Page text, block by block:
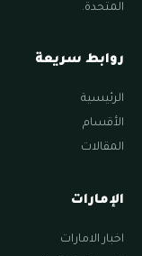
المتحدة.
روابط سريعة
الرئيسية
الأقسام
المقالات
الإمارات
اخبار الامارات